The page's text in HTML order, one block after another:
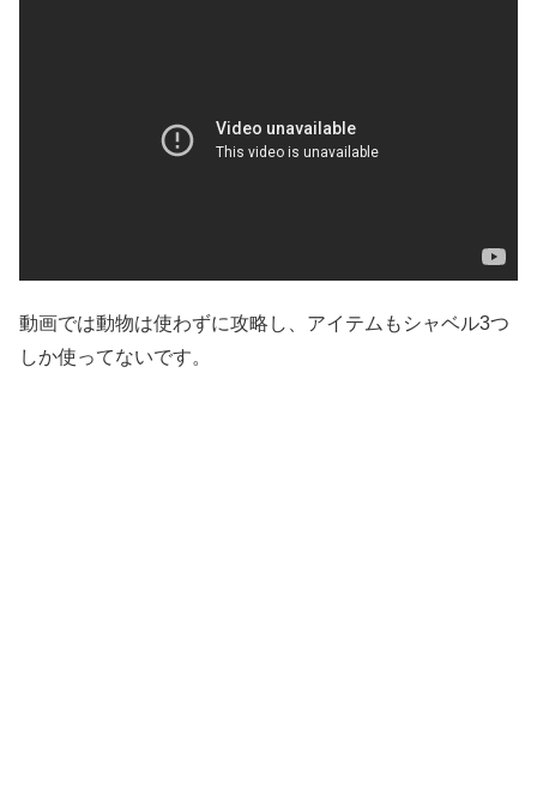
動画では動物は使わずに攻略し、アイテムもシャベル3つ
しか使ってないです。